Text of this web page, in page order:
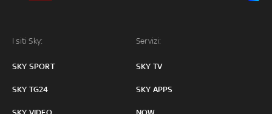
I siti Sky:
SKY SPORT
SKY TG24
Servizi:
SKY TV
SKY APPS